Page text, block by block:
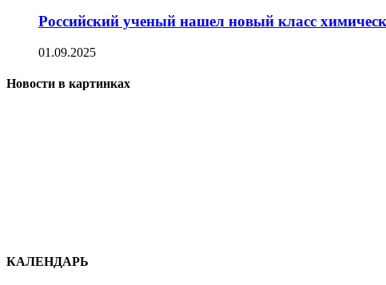
Российский ученый нашел новый класс
01.09.2025
Новости в картинках
КАЛЕНДАРЬ